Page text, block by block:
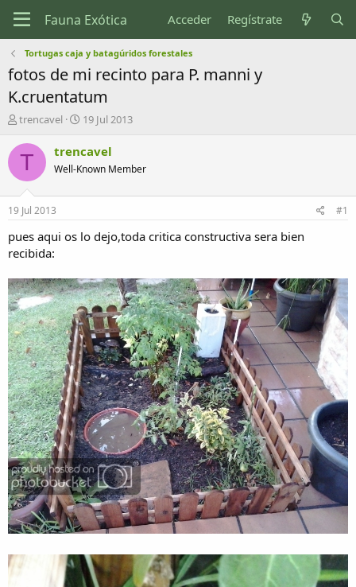
Acceder Regístrate
Tortugas caja y batagúridos forestales
fotos de mi recinto para P. manni y
K.cruentatum
I
i
i
d
o
r
e
l
t
e
m
a
trencavel
F
c
a
n
i
o
19 Jul 2013
T trencavel
Well-Known Member
19 Jul 2013 #1
pues aqui os lo dejo,toda critica constructiva sera bien
recibida: